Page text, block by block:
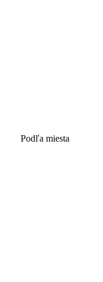
Podľa miesta